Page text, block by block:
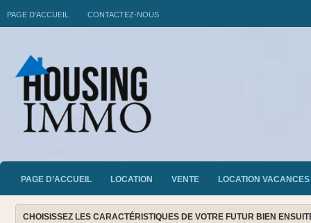
PAGE D’ACCUEIL CONTACTEZ-NOUS
PAGE D’ACCUEIL LOCATION VENTE LOCATION VACANCES
CHOISISSEZ LES CARACTÉRISTIQUES DE VOTRE FUTUR BIEN